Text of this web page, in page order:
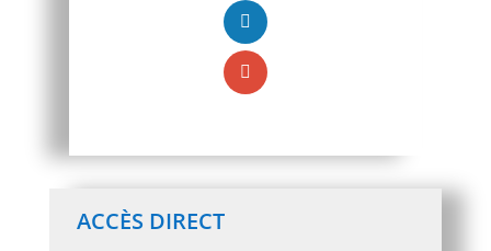
ACCÈS DIRECT